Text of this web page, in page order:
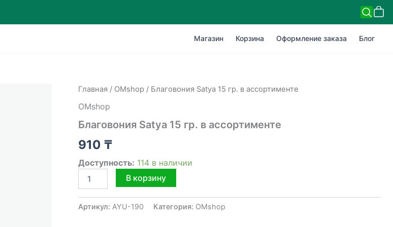
Магазин Корзина Оформление заказа Блог
Главная / OMshop / Благовония Satya 15 гр. в ассортименте
OMshop
Благовония Satya 15 гр. в ассортименте
910 ₸
Доступность: 114 в наличии
товара
Satya
15
В корзину
Артикул: AYU-190 Категория: OMshop